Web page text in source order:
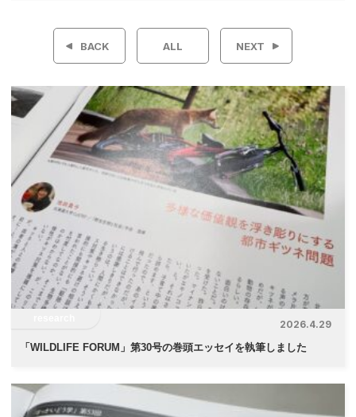
ビ
ー
シ
ョ
ン
BACK ALL NEXT
2026.4.29
「 WILDLIFE FORUM」第30号の巻頭エッセイを執筆しました